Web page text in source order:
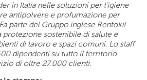
in Italia nelle soluzioni per l’igiene
antipolvere e profumazione per
parte del Gruppo inglese Rentokil
protezione sostenibile di salute e
di lavoro e spazi comuni. Lo staff
dipendenti su tutto il territorio
di oltre 27.000 clienti.